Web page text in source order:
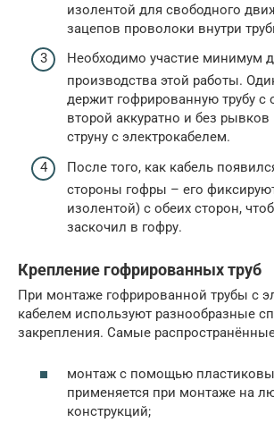
изолентой для свободного
зацепов проволоки внутри
Необходимо участие минимум
производства этой работы.
держит гофрированную трубу с
второй аккуратно и без рывков
струну с электрокабелем.
После того, как кабель
стороны гофры – его
изолентой) с обеих сторон,
заскочил в гофру.
Крепление гофрированных труб
При монтаже гофрированной трубы с
кабелем используют разнообразные
закрепления. Самые
монтаж с помощью
применяется при монтаже на
конструкций;